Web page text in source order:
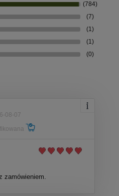
(784)
(7)
(1)
(1)
(0)
08-07
zamówieniem.